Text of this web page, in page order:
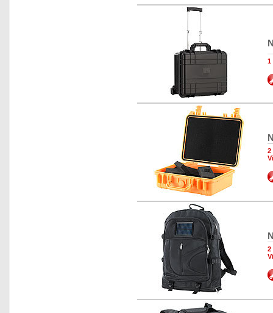
1
2
2